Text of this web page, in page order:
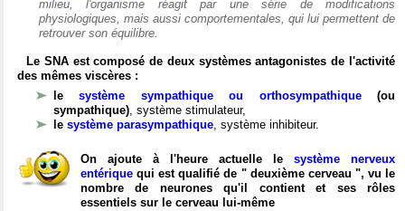
milieu, l'organisme réagit par une série de modifications
physiologiques, mais aussi comportementales, qui lui permettent de
retrouver son équilibre.
Le SNA est composé de deux systèmes antagonistes de l'activité
des mêmes viscères :
lesystème sympathique ou orthosympathique(ou
sympathique), système stimulateur,
le système parasympathique, système inhibiteur.
On ajoute à l'heure actuelle le système nerveux
entérique qui est qualifié de " deuxième cerveau ", vu le
nombre de neurones qu'il contient et ses rôles
essentiels sur le cerveau lui-même